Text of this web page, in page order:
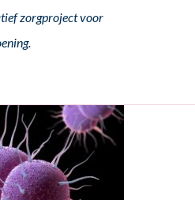
zorgproject voor